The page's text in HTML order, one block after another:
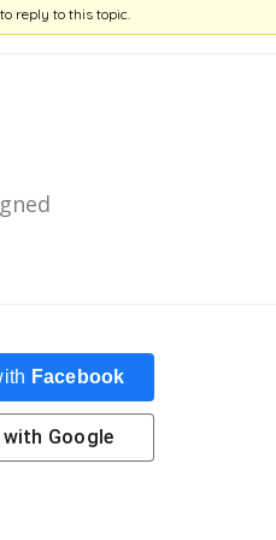
reply to this topic.
Facebook
Google